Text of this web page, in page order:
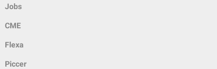
Jobs
CME
Flexa
Piccer